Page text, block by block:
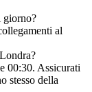
giorno?
al
00:30. Assicurati
stesso della